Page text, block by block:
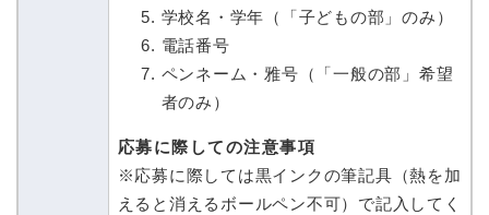
学校名・学年（「子どもの部」のみ）
電話番号
ペンネーム・雅号（「一般の部」希望
者のみ）
応募に際しての注意事項
※応募に際しては黒インクの筆記具（熱を加
えると消えるボールペン不可）で記入してく